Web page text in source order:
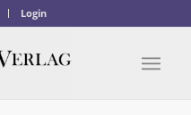
Login